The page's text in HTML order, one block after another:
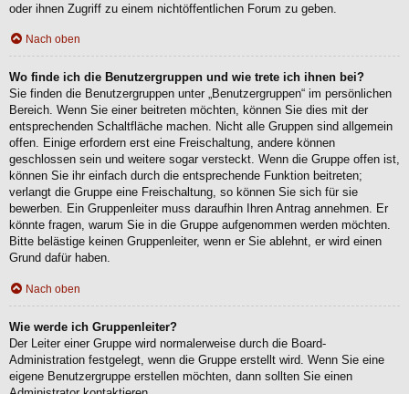
oder ihnen Zugriff zu einem nichtöffentlichen Forum zu geben.
Nach oben
Wo finde ich die Benutzergruppen und wie trete ich ihnen bei?
Sie finden die Benutzergruppen unter „Benutzergruppen“ im persönlichen
Bereich. Wenn Sie einer beitreten möchten, können Sie dies mit der
entsprechenden Schaltfläche machen. Nicht alle Gruppen sind allgemein
offen. Einige erfordern erst eine Freischaltung, andere können
geschlossen sein und weitere sogar versteckt. Wenn die Gruppe offen ist,
können Sie ihr einfach durch die entsprechende Funktion beitreten;
verlangt die Gruppe eine Freischaltung, so können Sie sich für sie
bewerben. Ein Gruppenleiter muss daraufhin Ihren Antrag annehmen. Er
könnte fragen, warum Sie in die Gruppe aufgenommen werden möchten.
Bitte belästige keinen Gruppenleiter, wenn er Sie ablehnt, er wird einen
Grund dafür haben.
Nach oben
Wie werde ich Gruppenleiter?
Der Leiter einer Gruppe wird normalerweise durch die Board-
Administration festgelegt, wenn die Gruppe erstellt wird. Wenn Sie eine
eigene Benutzergruppe erstellen möchten, dann sollten Sie einen